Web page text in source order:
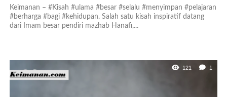
Keimanan – #Kisah #ulama #besar #selalu #menyimpan #pelajaran
#berharga #bagi #kehidupan. Salah satu kisah inspiratif datang
dari Imam besar pendiri mazhab Hanafi,...
121 1